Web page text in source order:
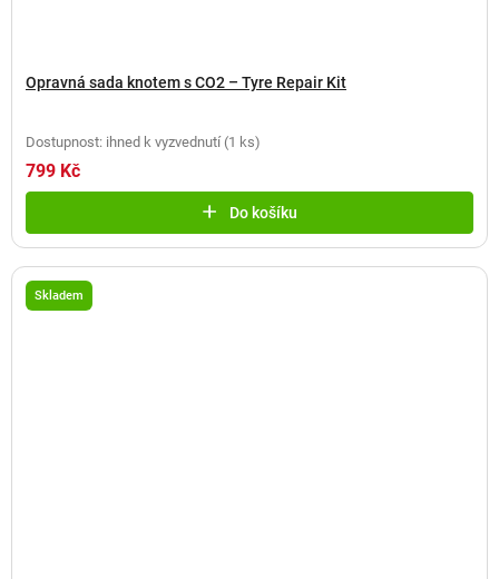
Opravná sada knotem s CO2 – Tyre Repair Kit
Dostupnost: ihned k vyzvednutí (1 ks)
799 Kč
Do košíku
Skladem